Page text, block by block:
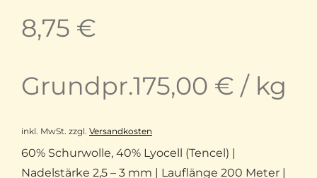
8,75 €
Grundpr.175,00 € / kg
inkl. MwSt. zzgl. Versandkosten
60% Schurwolle, 40% Lyocell (Tencel) |
Nadelstärke 2,5 – 3 mm | Lauflänge 200 Meter |